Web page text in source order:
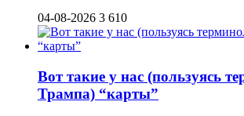
04-08-2026 3 610
Вот такие у нас (пользуясь
Трампа) “карты”